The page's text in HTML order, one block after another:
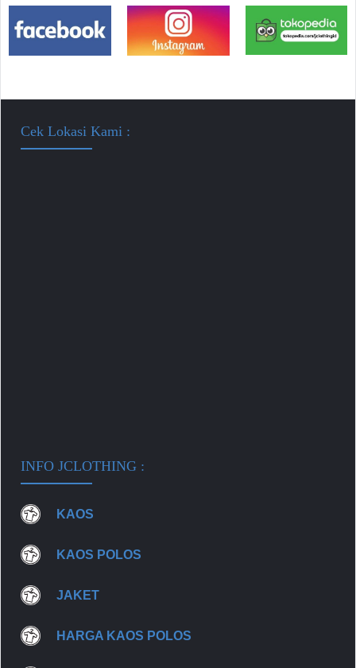
Cek Lokasi Kami :
INFO JCLOTHING :
KAOS
KAOS POLOS
JAKET
HARGA KAOS POLOS